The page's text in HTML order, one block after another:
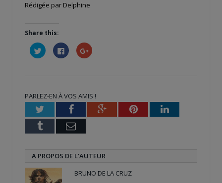
Rédigée par Delphine
Share this:
Cliquez
pour
partager
fenêtre)
Cliquez
pour
partager
fenêtre)
Cliquez
pour
nouvelle
fenêtre)
PARLEZ-EN À VOS AMIS !
TwitterFacebookGoogle+PinterestLinkedIn
Tumblr Email
A PROPOS DE L'AUTEUR
BRUNO DE LA CRUZ